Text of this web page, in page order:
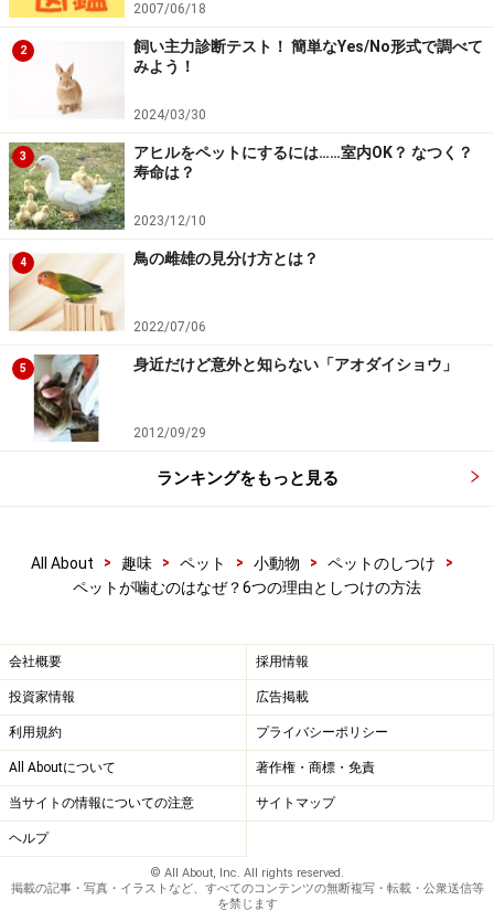
す。強く噛まれたときにはペットにわかるように「痛
い」ということを伝え、噛んでいいもの（おもちゃな
ど）を与えたり、遊びを止めたりして、飼い主の手や足
は噛んではいけないことを教えましょう。
犬などではよく「大人になれば落ち着く」と言います
が、大人になるまでの間に「興奮したときは噛んでもい
い」と学んでしまうことがありますので、大人になれば
噛まなくなるとは限りません。 落ち着くのを待つだけで
なく、興奮をコントロールすることも教えてあげましょ
う。
その3：確かめるために噛む
鳥に多いように思うのですが、飼い主や新しいおもちゃ
で、唾液に噛んだものの臭いを取り込み、それを身体に
すりつける行動をとるペットもいます。
確かめて納得すればそれ以上噛まない子もいますが、噛
むことを楽しんでしまう子もいるようで、いつしか飼い
主の手や足をおもちゃ扱いして噛んでいることもあるよ
うです。
噛まれても気にならないならば、じっくり確かめさせて
あげるのもいいでしょう。でも、強く噛むことを覚えな
いように、噛み具合によっては叱ることも必要になると
思います。
2007/06/18
2
飼い主力診断テスト！ 簡単なYes/No形式で調べて
みよう！
2024/03/30
3
アヒルをペットにするには……室内OK？ なつく？
寿命は？
2023/12/10
4 鳥の雌雄の見分け方とは？
2022/07/06
5 身近だけど意外と知らない「アオダイショウ」
2012/09/29
ランキングをもっと見る
All About > 趣味 > ペット > 小動物 > ペットのしつけ
>
ペットが噛むのはなぜ？6つの理由としつけの方法
会社概要 採用情報
投資家情報 広告掲載
利用規約 プライバシーポリシー
All Aboutについて 著作権・商標・免責
当サイトの情報についての注意 サイトマップ
ヘルプ
© All About, Inc. All rights reserved.
掲載の記事・写真・イラストなど、すべてのコンテンツの無断複写・転載・公衆送信等
を禁じます